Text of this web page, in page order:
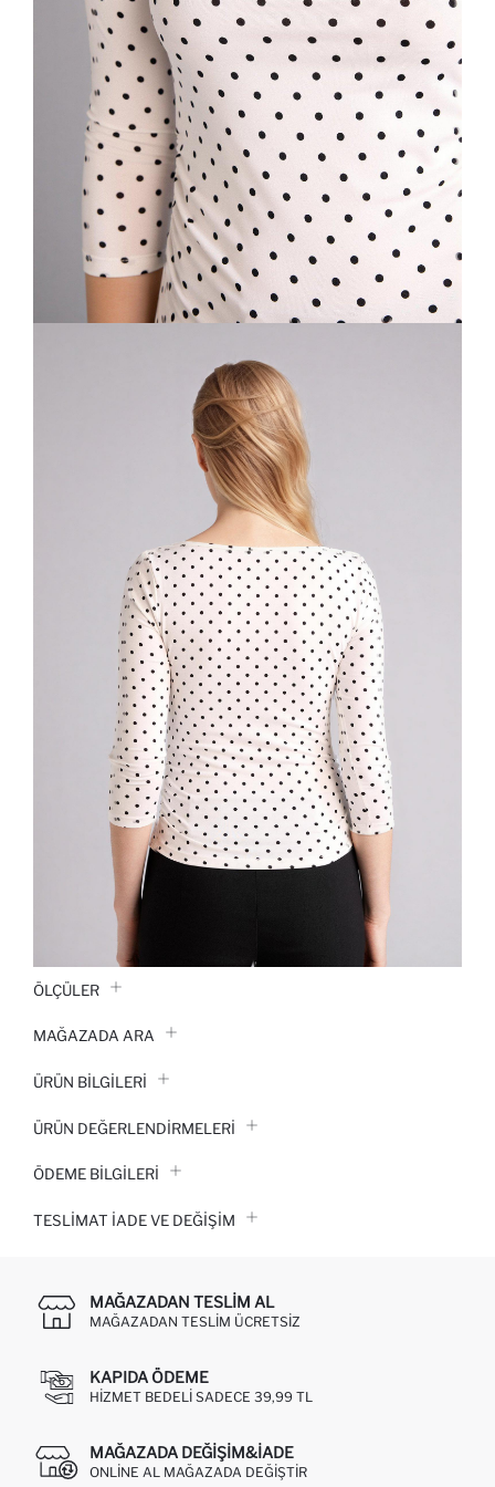
ÖLÇÜLER
MAĞAZADA ARA
ÜRÜN BILGILERI
ÜRÜN DEĞERLENDİRMELERİ
ÖDEME BİLGİLERİ
TESLIMAT İADE VE DEĞIŞIM
MAĞAZADAN TESLIM AL
MAĞAZADAN TESLIM ÜCRETSIZ
KAPIDA ÖDEME
HIZMET BEDELI SADECE 39,99 TL
MAĞAZADA DEĞIŞIM&İADE
ONLINE AL MAĞAZADA DEĞIŞTIR